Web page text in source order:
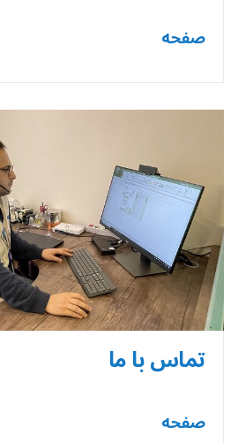
صفحه
تماس با ما
صفحه